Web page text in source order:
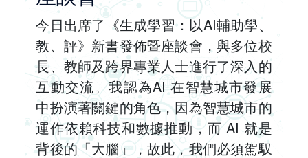
今日出席了《生成學習：以AI輔助學、
教、評》新書發佈暨座談會，與多位校
長、教師及跨界專業人士進行了深入的
互動交流。我認為AI 在智慧城市發展
中扮演著關鍵的角色，因為智慧城市的
運作依賴科技和數據推動，而 AI 就是
背後的「大腦」，故此，我們必須駕馭